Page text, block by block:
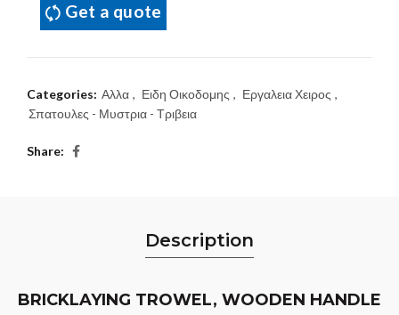
Get a quote
Categories: Αλλα , Ειδη Οικοδομης , Εργαλεια Χειρος ,
Σπατουλες - Μυστρια - Τριβεια
Share
Description
BRICKLAYING TROWEL, WOODEN HANDLE